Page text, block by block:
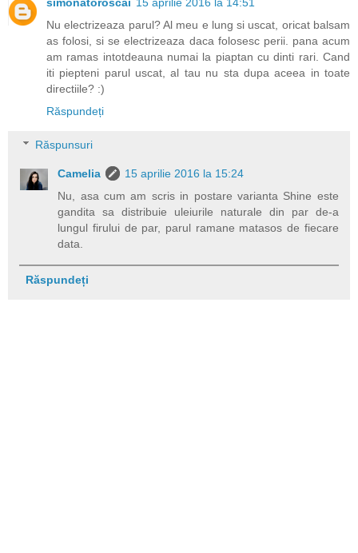
simonatoroscai 15 aprilie 2016 la 14:51
Nu electrizeaza parul? Al meu e lung si uscat, oricat balsam
as folosi, si se electrizeaza daca folosesc perii. pana acum
am ramas intotdeauna numai la piaptan cu dinti rari. Cand
iti piepteni parul uscat, al tau nu sta dupa aceea in toate
directiile? :)
Răspundeți
Răspunsuri
Camelia
15 aprilie 2016 la 15:24
Nu, asa cum am scris in postare varianta Shine este
gandita sa distribuie uleiurile naturale din par de-a
lungul firului de par, parul ramane matasos de fiecare
data.
Răspundeți